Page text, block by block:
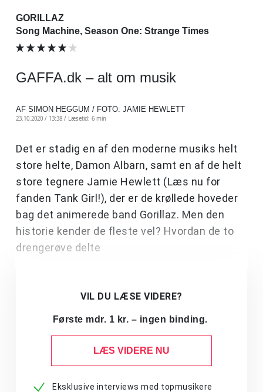
GORILLAZ
Song Machine, Season One: Strange Times
GAFFA.dk – alt om musik
AF SIMON HEGGUM / FOTO: JAMIE HEWLETT
23.10.2020 / 13:38 / Læsetid: 6 min
Det er stadig en af den moderne musiks helt
store helte, Damon Albarn, samt en af de helt
store tegnere Jamie Hewlett (Læs nu for
fanden Tank Girl!), der er de krøllede hoveder
bag det animerede band Gorillaz. Men den
historie kender de fleste vel? Hvordan de to
drengerøve delte
VIL DU LÆSE VIDERE?
Første mdr. 1 kr. – ingen binding.
LÆS VIDERE NU
Eksklusive interviews med topmusikere